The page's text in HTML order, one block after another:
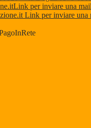
Link per inviare una mail
Link per inviare una